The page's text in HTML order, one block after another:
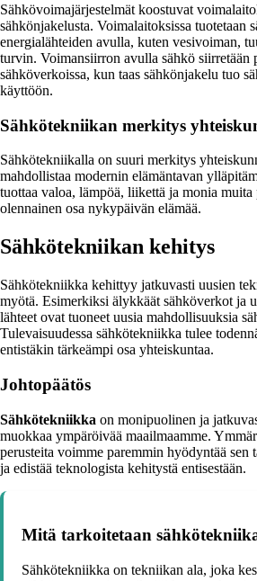
Sähkövoimajärjestelmät koostuvat
sähkönjakelusta. Voimalaitoksissa tuotetaan
energialähteiden avulla, kuten vesivoiman,
turvin. Voimansiirron avulla sähkö siirretään
sähköverkoissa, kun taas sähkönjakelu tuo
käyttöön.
Sähkötekniikan merkitys
Sähkötekniikalla on suuri merkitys
mahdollistaa modernin elämäntavan
tuottaa valoa, lämpöä, liikettä ja monia
olennainen osa nykypäivän elämää.
Sähkötekniikan kehitys
Sähkötekniikka kehittyy jatkuvasti uusien
myötä. Esimerkiksi älykkäät sähköverkot ja
lähteet ovat tuoneet uusia mahdollisuuksia
Tulevaisuudessa sähkötekniikka tulee
entistäkin tärkeämpi osa yhteiskuntaa.
Johtopäätös
Sähkötekniikka on monipuolinen ja
muokkaa ympäröivää maailmaamme.
perusteita voimme paremmin hyödyntää sen
ja edistää teknologista kehitystä entisestään.
Mitä tarkoitetaan
Sähkötekniikka on tekniikan ala, joka